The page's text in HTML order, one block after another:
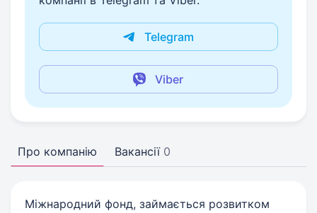
Telegram
Viber
Про компанію Вакансії 0
Міжнародний фонд, займається розвитком